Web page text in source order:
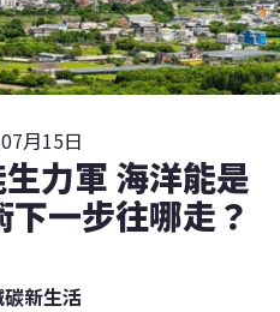
月15日
力軍 海洋能是
一步往哪走？
碳新生活